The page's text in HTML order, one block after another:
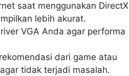
saat menggunakan DirectX
lebih akurat.
VGA Anda agar performa
dari game atau
tidak terjadi masalah.